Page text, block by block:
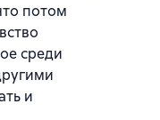
потом
среди
и